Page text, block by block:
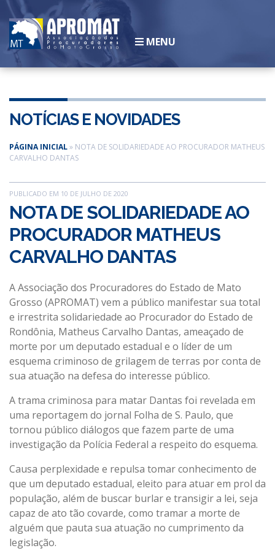
MENU
História
Legislação
Diretoria
Associados
Galeria de Ex-presidentes
SEJA UM ASSOCIADO
CONVÊNIOS
NOTÍCIAS
ESCOLA
CONTATO
NOTÍCIAS E NOVIDADES
PÁGINA INICIAL» NOTA DE SOLIDARIEDADE AO PROCURADOR MATHEUS
CARVALHO DANTAS
PUBLICADO EM 10 DE JULHO DE 2020
NOTA DE SOLIDARIEDADE AO
PROCURADOR MATHEUS
CARVALHO DANTAS
A Associação dos Procuradores do Estado de Mato
Grosso (APROMAT) vem a público manifestar sua total
e irrestrita solidariedade ao Procurador do Estado de
Rondônia, Matheus Carvalho Dantas, ameaçado de
morte por um deputado estadual e o líder de um
esquema criminoso de grilagem de terras por conta de
sua atuação na defesa do interesse público.
A trama criminosa para matar Dantas foi revelada em
uma reportagem do jornal Folha de S. Paulo, que
tornou público diálogos que fazem parte de uma
investigação da Polícia Federal a respeito do esquema.
Causa perplexidade e repulsa tomar conhecimento de
que um deputado estadual, eleito para atuar em prol da
população, além de buscar burlar e transigir a lei, seja
capaz de ato tão covarde, como tramar a morte de
alguém que pauta sua atuação no cumprimento da
legislação.